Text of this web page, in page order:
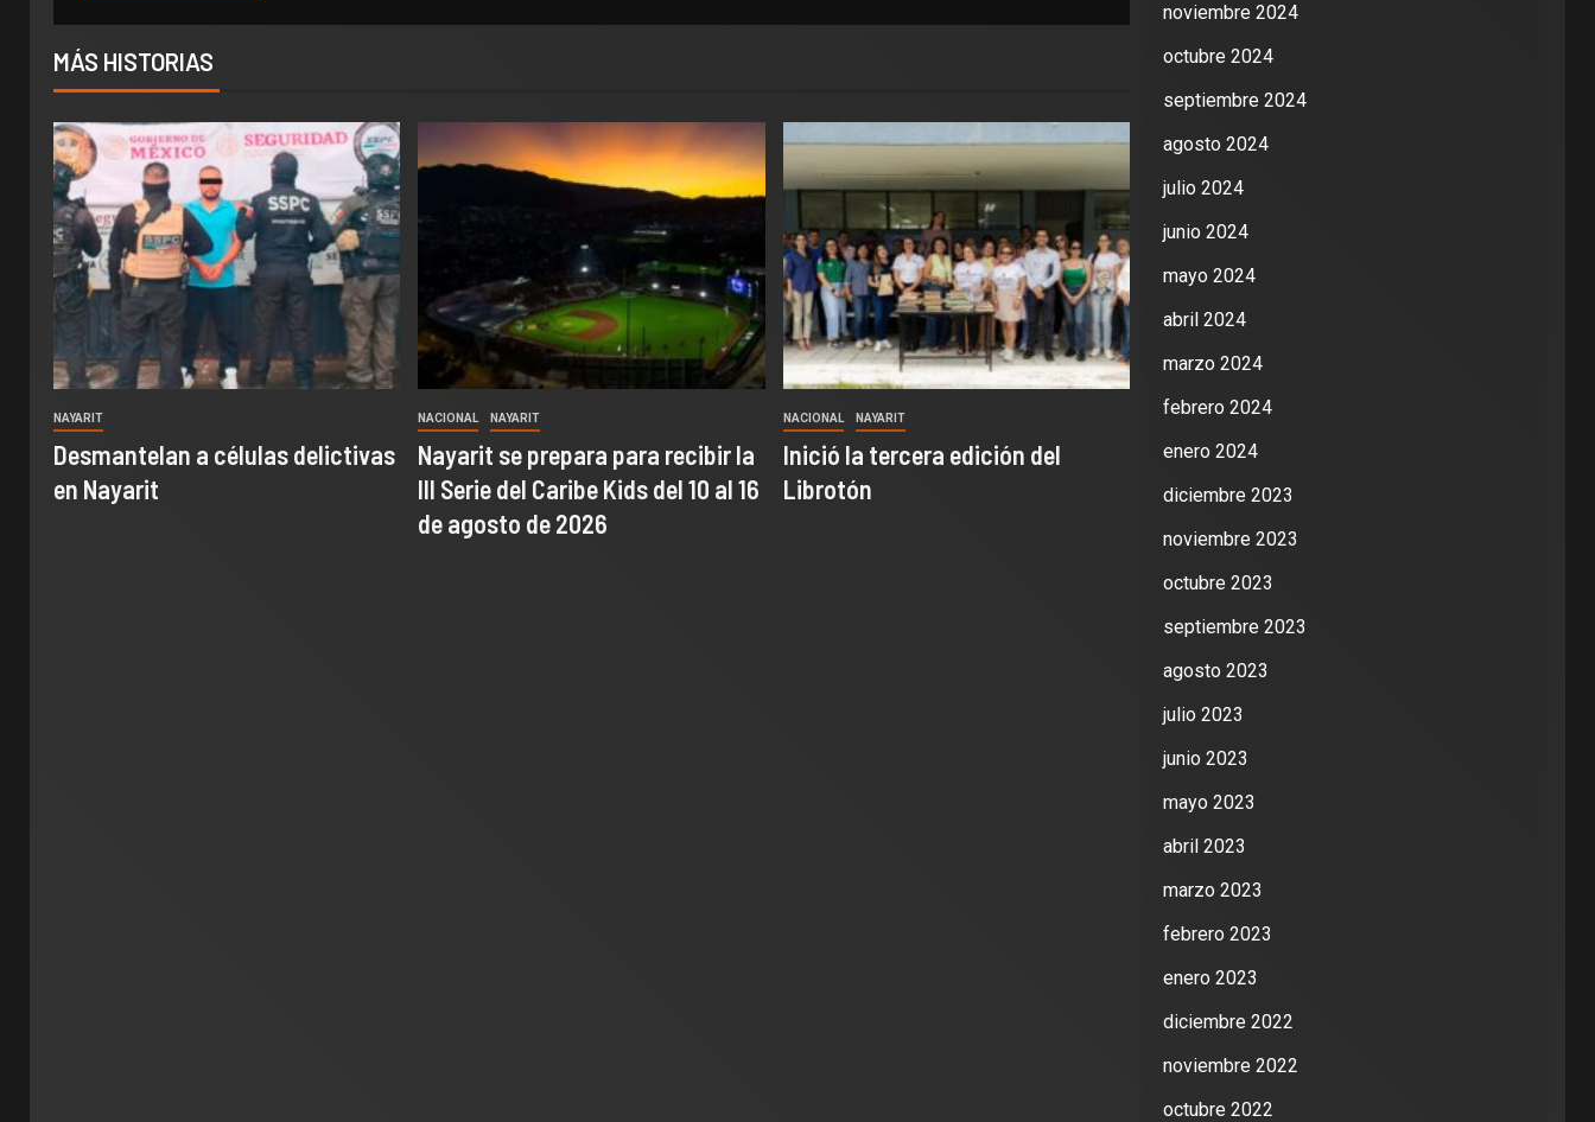
MÁS HISTORIAS
NAYARIT
Desmantelan a células delictivas
en Nayarit
NACIONAL NAYARIT
Nayarit se prepara para recibir la
III Serie del Caribe Kids del 10 al 16
de agosto de 2026
NACIONAL NAYARIT
Inició la tercera edición del
Librotón
noviembre 2024
octubre 2024
septiembre 2024
agosto 2024
julio 2024
junio 2024
mayo 2024
abril 2024
marzo 2024
febrero 2024
enero 2024
diciembre 2023
noviembre 2023
octubre 2023
septiembre 2023
agosto 2023
julio 2023
junio 2023
mayo 2023
abril 2023
marzo 2023
febrero 2023
enero 2023
diciembre 2022
noviembre 2022
octubre 2022